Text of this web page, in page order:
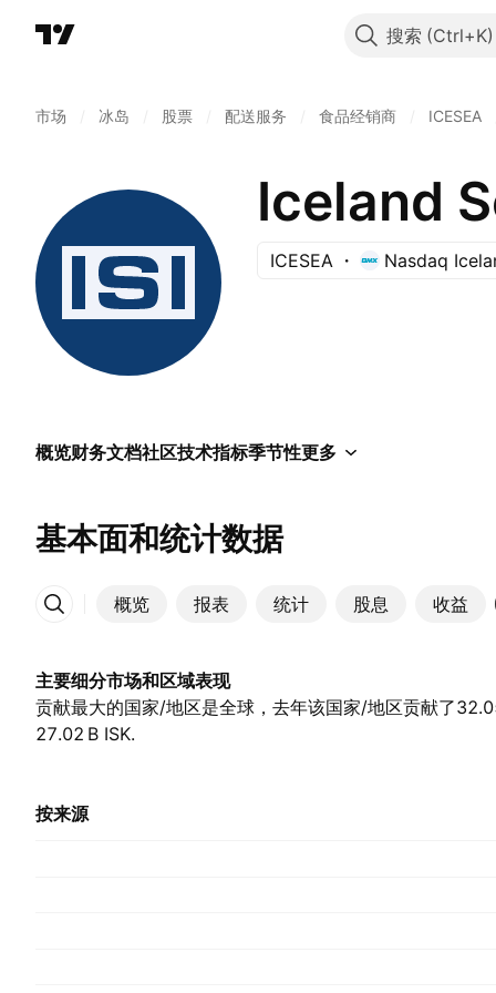
搜索
市场 冰岛 股票 配送服务 食品经销商 ICESEA
Iceland
ICESEA Nasdaq
概览财务文档社区技术指标季节性更多
基本面和统计数据
概览 报表 统计 股息 收益
更多
主要细分市场和区域表现
贡献最大的国家/地区是全球，去年该国家/地区贡献了‪
27.02 B‬ ISK.
按来源